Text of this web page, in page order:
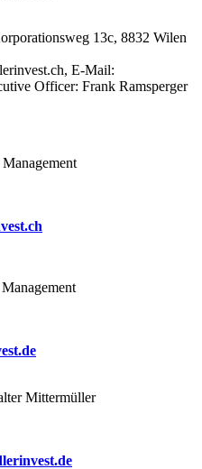
13c, 8832 Wilen
E-Mail:
Officer: Frank Ramsperger